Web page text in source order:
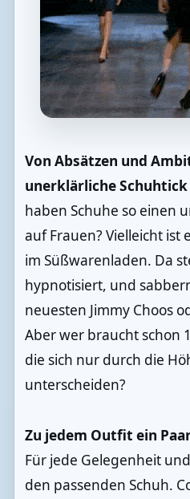
Von Absätzen und
unerklärliche
haben Schuhe so einen
auf Frauen? Vielleicht ist
im Süßwarenladen. Da
hypnotisiert, und
neuesten Jimmy Choos
Aber wer braucht schon
die sich nur durch die
unterscheiden?
Zu jedem Outfit ein
Für jede Gelegenheit
den passenden Schuh.